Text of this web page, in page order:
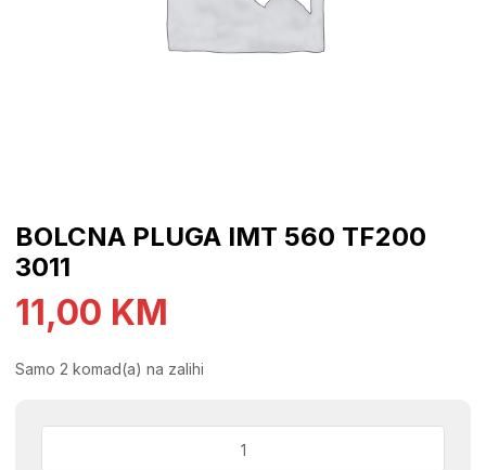
BOLCNA PLUGA IMT 560 TF200
3011
11,00 KM
Samo 2 komad(a) na zalihi